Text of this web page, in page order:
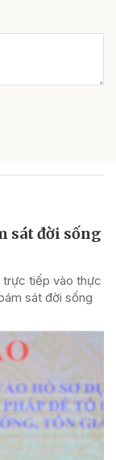
sát đời sống
trực tiếp vào thực
sát đời sống